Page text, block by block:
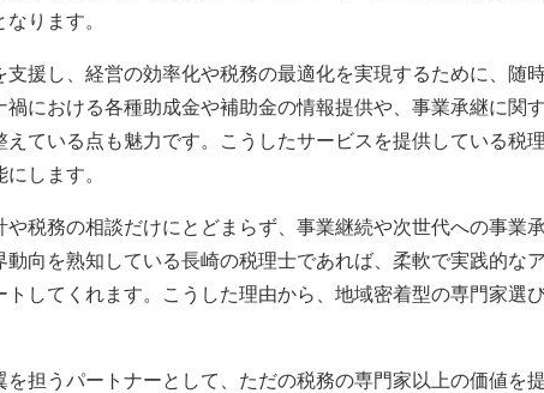
ります。
援し、経営の効率化や税務の最適化を実現するために、随
における各種助成金や補助金の情報提供や、事業承継に関
ている点も魅力です。こうしたサービスを提供している税
します。
税務の相談だけにとどまらず、事業継続や次世代への事業
向を熟知している長崎の税理士であれば、柔軟で実践的な
してくれます。こうした理由から、地域密着型の専門家選
担うパートナーとして、ただの税務の専門家以上の価値を